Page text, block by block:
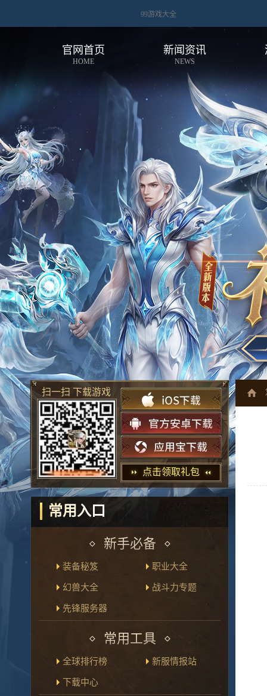
99游戏大全
官网首页
HOME
新闻资讯
NEWS
扫一扫 下载游戏
点击领取礼包
常用入口
新手必备
装备秘笈 职业大全
幻兽大全 战斗力专题
先锋服务器
常用工具
全球排行榜 新服情报站
下载中心